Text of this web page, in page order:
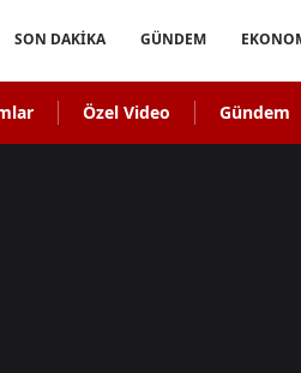
SON DAKİKA GÜNDEM
Özel Video Gündem